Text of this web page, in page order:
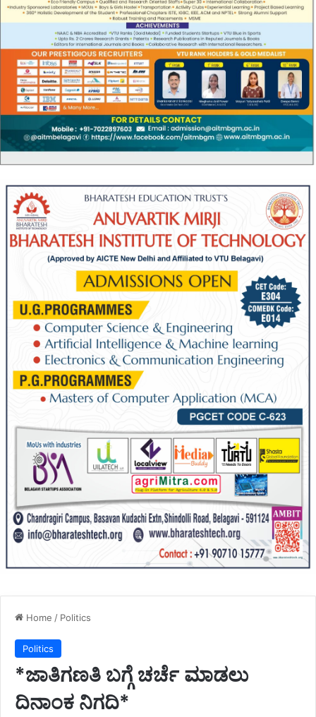
Home / Politics
Politics
*ಜಾತಿಗಣತಿ ಬಗ್ಗೆ ಚರ್ಚೆ ಮಾಡಲು
ದಿನಾಂಕ ನಿಗದಿ*